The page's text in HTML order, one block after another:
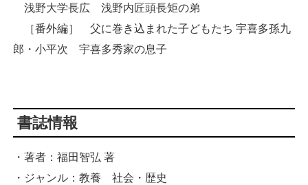
浅野大学長広 浅野内匠頭長矩の弟
［番外編］ 父に巻き込まれた子どもたち 宇喜多孫九
郎・小平次 宇喜多秀家の息子
書誌情報
・著者：福田智弘 著
・ジャンル：教養 社会・歴史